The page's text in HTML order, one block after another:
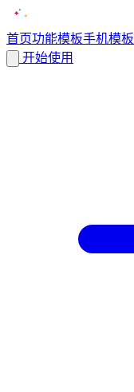
首页功能模板手机模板
开始使用